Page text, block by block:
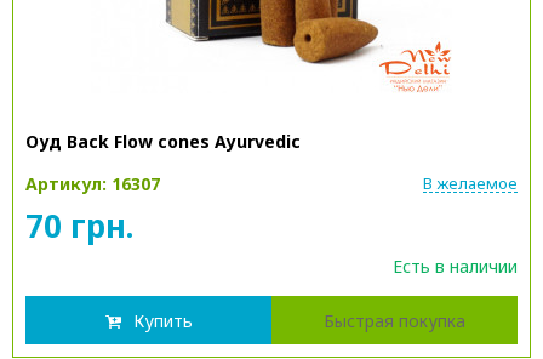
Оуд Back Flow cones Ayurvedic
Артикул: 16307
В желаемое
70 грн.
Есть в наличии
Купить Быстрая покупка